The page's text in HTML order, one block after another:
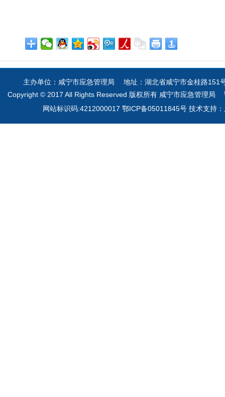
主办单位：咸宁市应急管理局 地址：湖北省咸宁市金桂路
Copyright © 2017 All Rights Reserved 版权所有 咸宁市应急管理局
网站标识码:4212000017 鄂ICP备05011845号 技术支持